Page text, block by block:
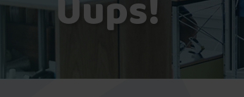
Uups!